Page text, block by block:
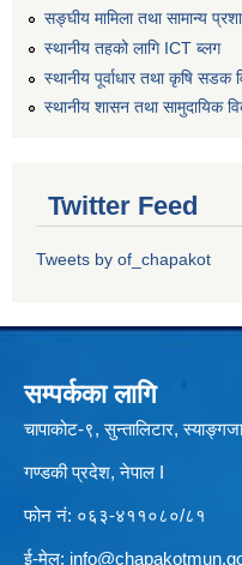
सङ्घीय मामिला तथा सामान्य
स्थानीय तहको लागि ICT ब्लग
स्थानीय पूर्वाधार तथा कृषि सडक
स्थानीय शासन तथा सामुदायिक
Twitter Feed
Tweets by of_chapakot
सम्पर्कका लागि
चापाकोट-९, सुन्तालिटार,
गण्डकी प्रदेश, नेपाल I
फोन नं: ०६३-४११०८०/८१
ई-मेल: